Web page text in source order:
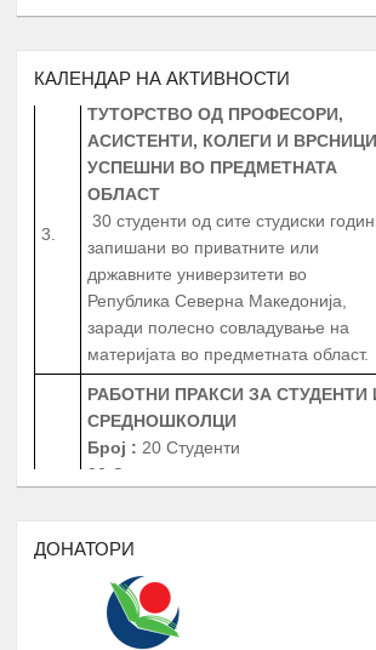
КАЛЕНДАР НА АКТИВНОСТИ
државните универзитети во
ТУТОРСТВО ОД ПРОФЕСОРИ,
АСИСТЕНТИ, КОЛЕГИ И ВРСНИЦИ
УСПЕШНИ ВО ПРЕДМЕТНАТА
ОБЛАСТ
30 студенти од сите студиски години
запишани во приватните или
заради полесно совладување на
РАБОТНИ ПРАКСИЗА СТУДЕНТИ И
СРЕДНОШКОЛЦИ
Број: 20 Студенти
20 Средношколци
20 Ментори за средношколците при
извршување на работната пракса
Период: 3 Месеци
Работни пракси во институции, НВО,
приватни фирми и компании
БИБЛИОТЕКА НА РОМАВЕРЗИТАС
Студенти и корисници на
ДОНАТОРИ